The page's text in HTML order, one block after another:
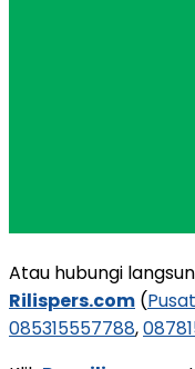
Atau hubungi
Rilispers.com (
085315557788,